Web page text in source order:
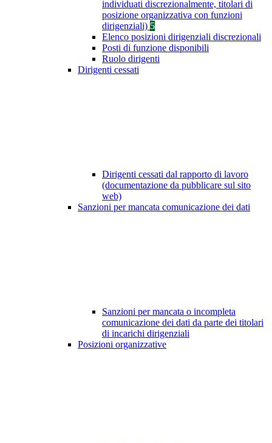
individuati discrezionalmente, titolari di
posizione organizzativa con funzioni
dirigenziali) 5
Elenco posizioni dirigenziali discrezionali
Posti di funzione disponibili
Ruolo dirigenti
Dirigenti cessati
Dirigenti cessati dal rapporto di lavoro
(documentazione da pubblicare sul sito
web)
Sanzioni per mancata comunicazione dei dati
Sanzioni per mancata o incompleta
comunicazione dei dati da parte dei titolari
di incarichi dirigenziali
Posizioni organizzative